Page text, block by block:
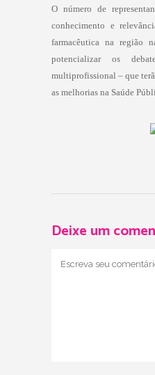
O número de
conhecimento e
farmacêutica na região
potencializar os
multiprofissional – que
as melhorias na Saúde
Deixe um